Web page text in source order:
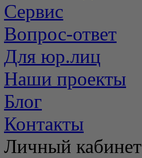
Сервис
Вопрос-ответ
Для юр.лиц
Наши проекты
Блог
Контакты
Личный кабинет